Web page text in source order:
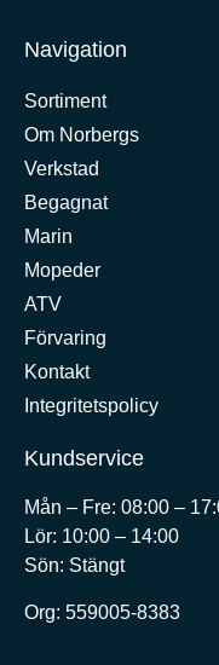
Navigation
Sortiment
Om Norbergs
Verkstad
Begagnat
Marin
Mopeder
ATV
Förvaring
Kontakt
Integritetspolicy
Kundservice
Mån – Fre: 08:00 –
Lör: 10:00 – 14:00
Sön: Stängt
Org: 559005-8383